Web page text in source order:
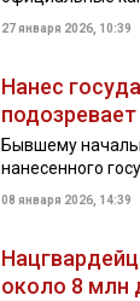
27 января 2026, 10:39
Нанес
Бывшему
нанесенного
08 января 2026, 14:39
около 8 млн